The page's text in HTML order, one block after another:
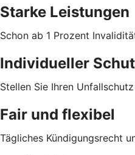
Starke Leistungen
Schon ab 1 Prozent
Individueller
Stellen Sie Ihren
Fair und flexibel
Tägliches Kündigungsrecht